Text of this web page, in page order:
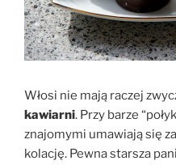
Włosi nie mają raczej
kawiarni. Przy barze
znajomymi umawiają się
kolację. Pewna starsza